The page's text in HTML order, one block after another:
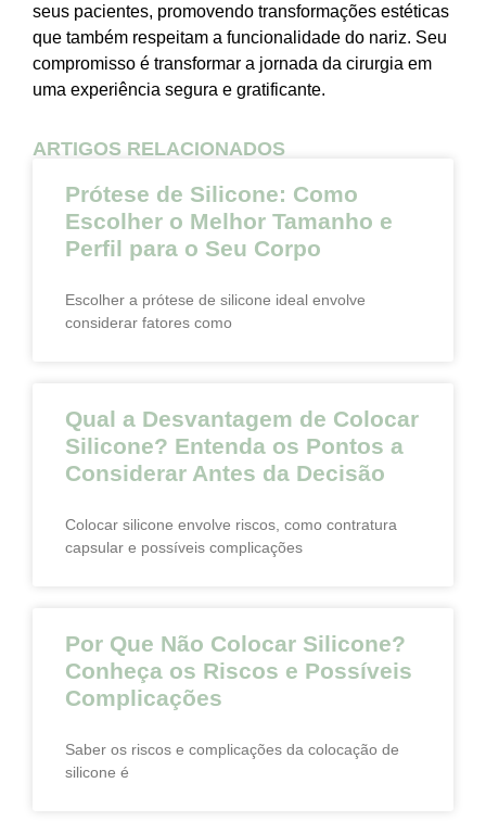
seus pacientes, promovendo transformações estéticas
que também respeitam a funcionalidade do nariz. Seu
compromisso é transformar a jornada da cirurgia em
uma experiência segura e gratificante.
ARTIGOS RELACIONADOS
Prótese de Silicone: Como
Escolher o Melhor Tamanho e
Perfil para o Seu Corpo
Escolher a prótese de silicone ideal envolve
considerar fatores como
Qual a Desvantagem de Colocar
Silicone? Entenda os Pontos a
Considerar Antes da Decisão
Colocar silicone envolve riscos, como contratura
capsular e possíveis complicações
Por Que Não Colocar Silicone?
Conheça os Riscos e Possíveis
Complicações
Saber os riscos e complicações da colocação de
silicone é